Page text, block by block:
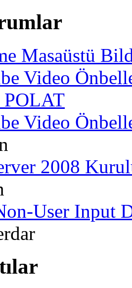
Masaüstü
Video
POLAT
Video
2008
User Input